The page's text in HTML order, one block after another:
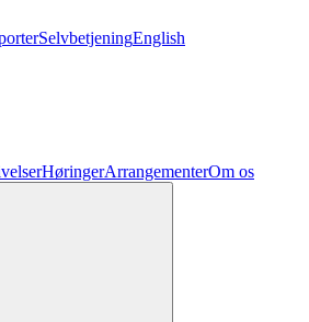
SelvbetjeningEnglish
HøringerArrangementerOm os